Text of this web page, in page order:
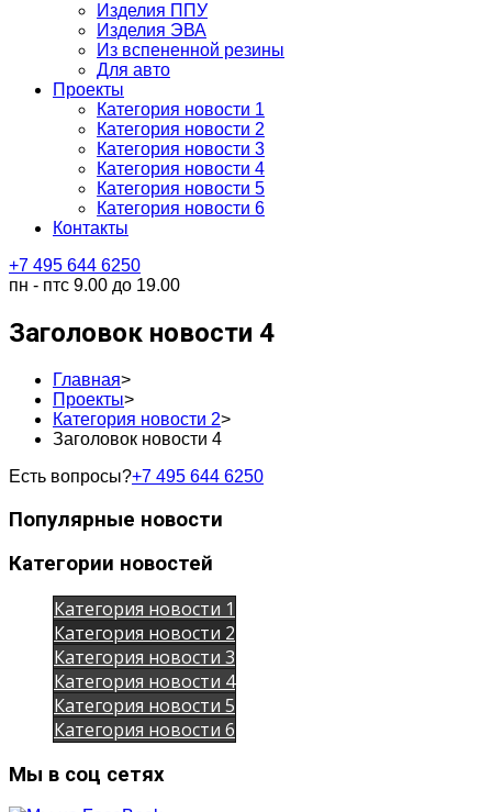
Изделия ППУ
Изделия ЭВА
Из вспененной резины
Для авто
Проекты
Категория новости 1
Категория новости 2
Категория новости 3
Категория новости 4
Категория новости 5
Категория новости 6
Контакты
+7 495 644 6250
пн - птс 9.00 до 19.00
Заголовок новости 4
Главная>
Проекты>
Категория новости 2>
Заголовок новости 4
Есть вопросы?+7 495 644 6250
Популярные новости
Категории новостей
Категория новости 1
Категория новости 2
Категория новости 3
Категория новости 4
Категория новости 5
Категория новости 6
Мы в соц сетях